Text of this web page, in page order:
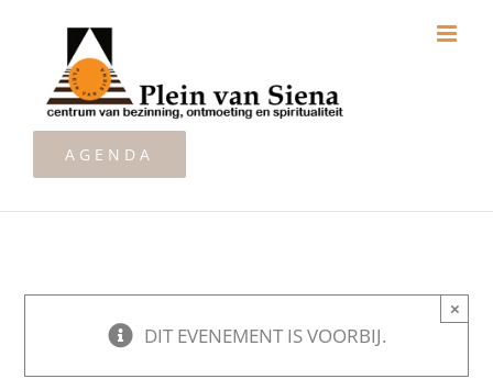
AGENDA
DIT EVENEMENT IS VOORBIJ.
×